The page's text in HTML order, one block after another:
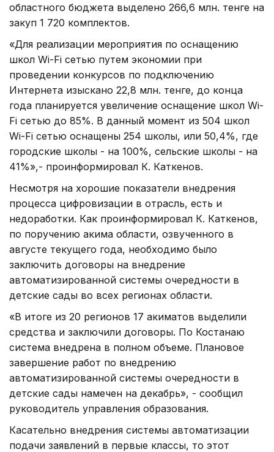
областного бюджета выделено 266,6 млн. тенге на
закуп 1 720 комплектов.
«Для реализации мероприятия по оснащению
школ Wi-Fi сетью путем экономии при
проведении конкурсов по подключению
Интернета изыскано 22,8 млн. тенге, до конца
года планируется увеличение оснащение школ Wi-
Fi сетью до 85%. В данный момент из 504 школ
Wi-Fi сетью оснащены 254 школы, или 50,4%, где
городские школы - на 100%, сельские школы - на
41%»,- проинформировал К. Каткенов.
Несмотря на хорошие показатели внедрения
процесса цифровизации в отрасль, есть и
недоработки. Как проинформировал К. Каткенов,
по поручению акима области, озвученного в
августе текущего года, необходимо было
заключить договоры на внедрение
автоматизированной системы очередности в
детские сады во всех регионах области.
«В итоге из 20 регионов 17 акиматов выделили
средства и заключили договоры. По Костанаю
система внедрена в полном объеме. Плановое
завершение работ по внедрению
автоматизированной системы очередности в
детские сады намечен на декабрь», - сообщил
руководитель управления образования.
Касательно внедрения системы автоматизации
подачи заявлений в первые классы, то этот